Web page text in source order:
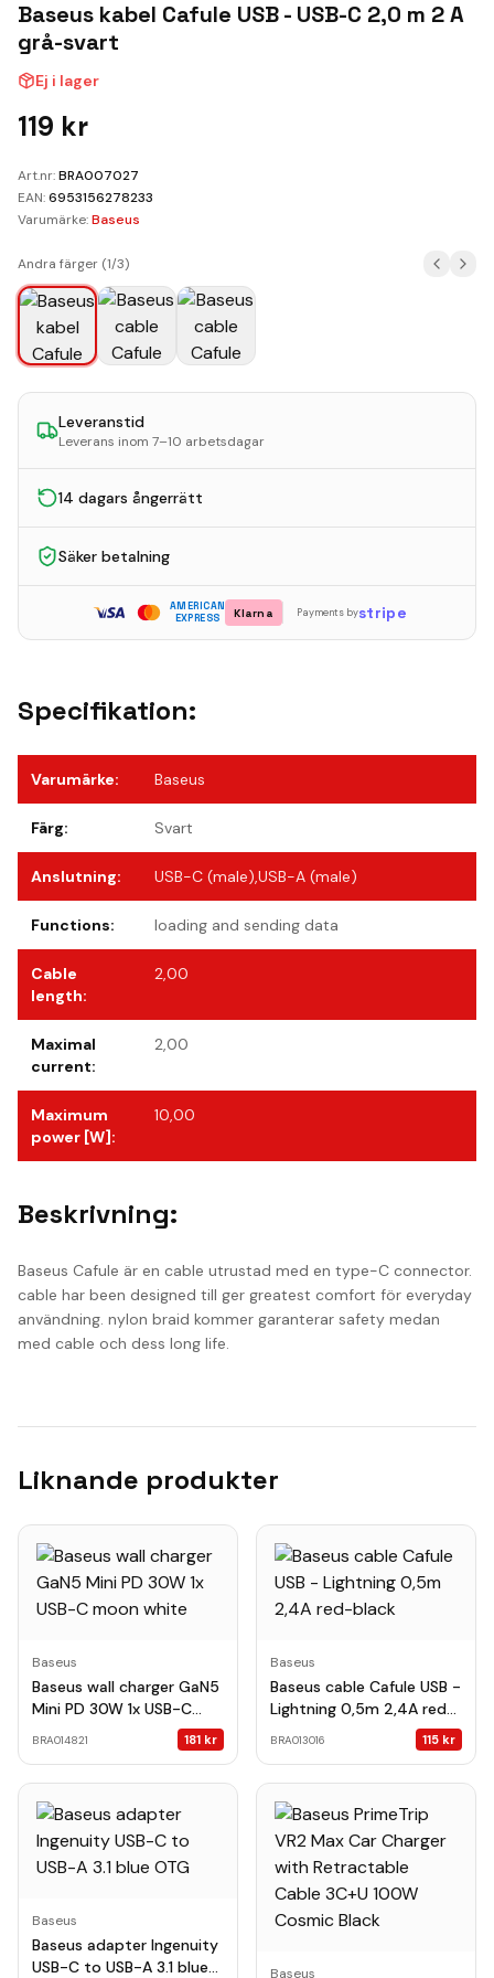
Kundvagn
Baseus kabel Cafule USB - USB-C 2,0 m 2 A
grå-svart
Ej i lager
119 kr
Art.nr:BRA007027
EAN:6953156278233
Varumärke:Baseus
Andra färger (1/3)
Leveranstid
Leverans inom 7–10 arbetsdagar
14 dagars ångerrätt
Säker betalning
AMERICAN
EXPRESS
Klarna Payments bystripe
Specifikation:
Varumärke: Baseus
Färg: Svart
Anslutning: USB-C (male),USB-A (male)
Functions: loading and sending data
Cable
length:
2,00
Maximal
current:
2,00
Maximum
power [W]:
10,00
Beskrivning:
Baseus Cafule är en cable utrustad med en type-C connector.
cable har been designed till ger greatest comfort för everyday
användning. nylon braid kommer garanterar safety medan
med cable och dess long life.
Liknande produkter
Baseus
Baseus wall charger GaN5
Mini PD 30W 1x USB-C
BRA014821 181 kr
Baseus
Baseus cable Cafule USB -
Lightning 0,5m 2,4A red-
BRA013016 115 kr
Baseus
Baseus adapter Ingenuity
USB-C to USB-A 3.1 blue
Baseus